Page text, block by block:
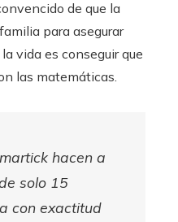
de que la
para asegurar
vida es conseguir que
las matemáticas.
hacen a
solo 15
con exactitud